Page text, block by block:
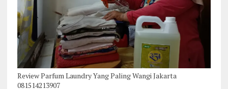
Review Parfum Laundry Yang Paling Wangi Jakarta
081514213907